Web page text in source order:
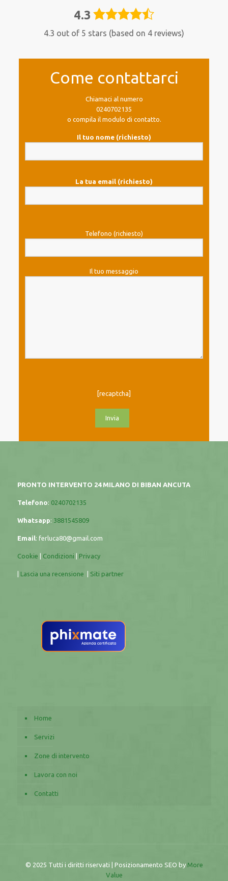
4.3 4,3
4.3 out of 5 stars (based on 4 reviews)
Come contattarci
Chiamaci al numero
0240702135
o compila il modulo di contatto.
Il tuo nome (richiesto)
La tua email (richiesto)
Telefono (richiesto)
Il tuo messaggio
[recaptcha]
PRONTO INTERVENTO 24 MILANO DI BIBAN ANCUTA
Telefono: 0240702135
Whatsapp: 3881545809
Email: ferluca80@gmail.com
Cookie Condizioni Privacy
Lascia una recensione Siti partner
Home
Servizi
Zone di intervento
Lavora con noi
Contatti
© 2025 Tutti i diritti riservati | Posizionamento SEO by More
Value